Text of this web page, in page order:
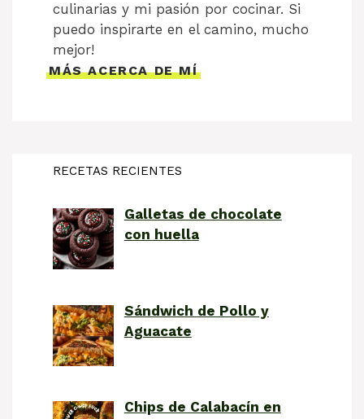
culinarias y mi pasión por cocinar. Si
puedo inspirarte en el camino, mucho
mejor!
MÁS ACERCA DE MÍ
RECETAS RECIENTES
Galletas de chocolate
con huella
Sándwich de Pollo y
Aguacate
Chips de Calabacín en